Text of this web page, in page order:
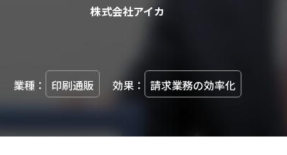
株式会社アイカ
業種： 印刷通販 効果： 請求業務の効率化